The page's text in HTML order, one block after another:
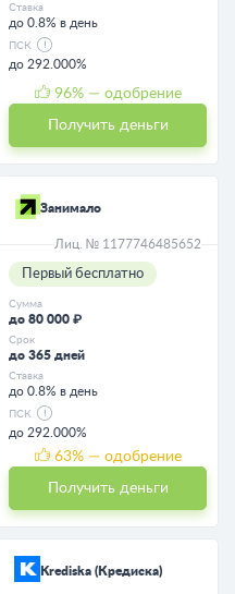
Ставка
до 0.8% в день
ПСК
до 292.000%
96% — одобрение
Получить деньги
Занимало
Лиц. № 1177746485652
Первый бесплатно
Сумма
до 80 000 ₽
Срок
до 365 дней
Ставка
до 0.8% в день
ПСК
до 292.000%
63% — одобрение
Получить деньги
Krediska (Кредиска)